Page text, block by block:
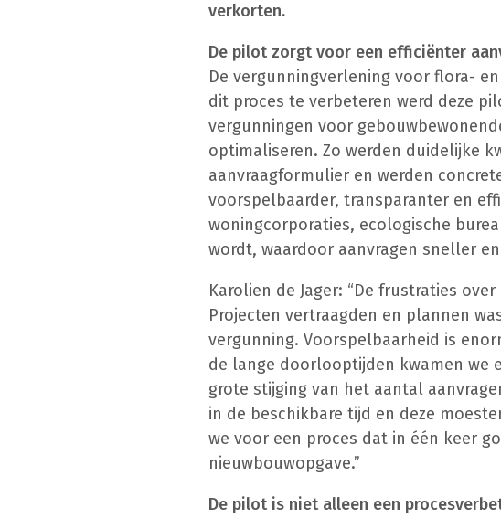
verkorten.
De pilot zorgt voor een efficiënter
De vergunningverlening voor flora-
dit proces te verbeteren werd deze
vergunningen voor
optimaliseren. Zo werden duidelijke
aanvraagformulier en werden
voorspelbaarder, transparanter en
woningcorporaties, ecologische
wordt, waardoor aanvragen sneller
Karolien de Jager: “De frustraties
Projecten vertraagden en plannen
vergunning. Voorspelbaarheid is
de lange doorlooptijden kwamen we
grote stijging van het aantal
in de beschikbare tijd en deze
we voor een proces dat in één keer
nieuwbouwopgave.”
De pilot is niet alleen een